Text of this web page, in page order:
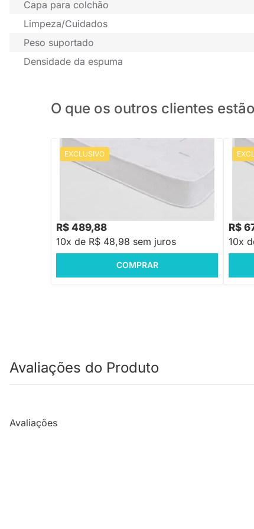
Capa para colchão
Limpeza/Cuidados
Peso suportado
Densidade da espuma
O que os outros clientes
EXCLUSIVO PRONTA ENTREGA
Colchão de Espuma Plummi Solteiro
88cmx1,88mx12cm D23
R$ 489,88
10x de R$ 48,98 sem juros
COMPRAR
R$
10x
Avaliações do Produto
Avaliações